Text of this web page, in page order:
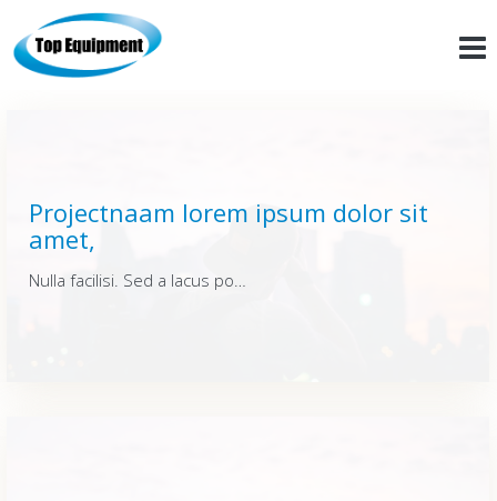
Projectnaam lorem ipsum dolor sit
amet,
Nulla facilisi. Sed a lacus posuere, varius lacus id, fermentum urna. Quisque vitae dui enim. Integer sit amet elementum nunc, at rutrum nisi. Nulla facilisi. Sed a lacus posuere, varius lacus id, fermentum urna. Quisque vitae dui enim. Integer sit amet elementum nunc, at rutrum nisi. Nulla facilisi. Sed a lacus posuere, varius lacus id, fermentum urna. Quisque vitae dui enim. Integer sit amet elementum nunc, at rutrum nisi.